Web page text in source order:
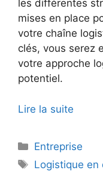
les différentes
mises en place
votre chaîne
clés, vous serez
votre approche
potentiel.
Lire la suite
Catégories
Entreprise
Étiquettes
Logistique en